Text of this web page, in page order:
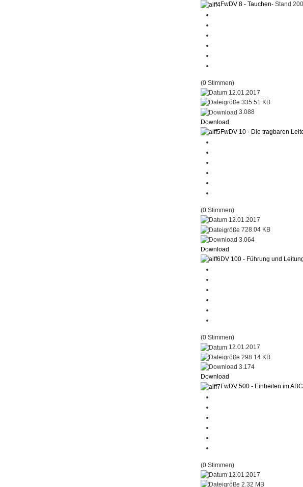
FwDV 8 - Tauchen- Stand
(0 Stimmen)
12.01.2017
335.51 KB
3.088
Download
FwDV 10 - Die tragbaren
(0 Stimmen)
12.01.2017
728.04 KB
3.064
Download
DV 100 - Führung und
(0 Stimmen)
12.01.2017
298.14 KB
3.174
Download
FwDV 500 - Einheiten im
(0 Stimmen)
12.01.2017
2.32 MB